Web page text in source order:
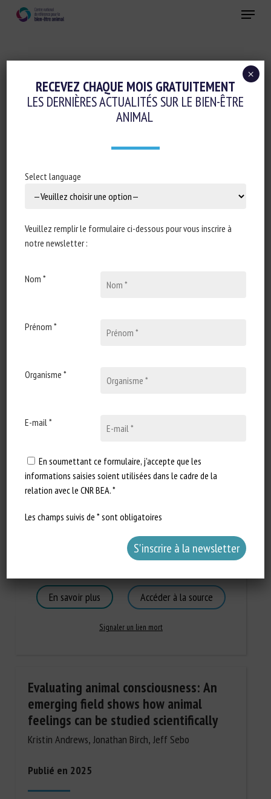
Menu
MOT-CLÉS :DOULEUR
environments amplify pain in captive
animals
Pereira PA, Veit W, Mendl M, Nicol CJ and Lecorps B
Mots-clés
Signaler un lien mort
Christa Lesté-Lasserre
Publié en 2025
Revue scientifique / Synthèse
Canins Équins,Félins
Animal-based measurement,Douleur,
En savoir plus Accéder à la source
Signaler un lien mort
Evaluating animal consciousness: An
emerging field shows how animal
feelings can be studied scientifically
Kristin Andrews, Jonathan Birch, Jeff Sebo
Publié en 2025
RECEVEZ CHAQUE MOIS GRATUITEMENT
LES DERNIÈRES ACTUALITÉS SUR LE BIEN-ÊTRE
ANIMAL
Select language
Veuillez remplir le formulaire ci-dessous pour vous inscrire à
notre newsletter :
Nom *
Prénom *
Organisme *
E-mail *
En soumettant ce formulaire, j'accepte que les
informations saisies soient utilisées dans le cadre de la
relation avec le CNR BEA. *
Les champs suivis de * sont obligatoires
×